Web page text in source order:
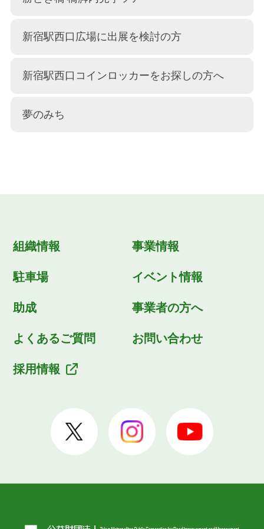
新宿駅西口広場に出展を検討の方
新宿駅西口コインロッカーをお探しの方へ
夢のみち
組織情報 事業情報
駐車場 イベント情報
助成 事業者の方へ
よくあるご質問 お問い合わせ
採用情報